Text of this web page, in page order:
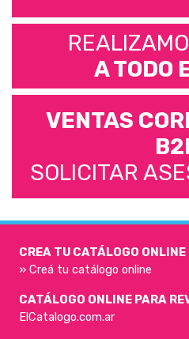
A TODO
VENTAS
SOLICITAR
CREA TU CATÁLOGO ONLINE
» Creá tu catálogo online
CATÁLOGO ONLINE PARA
ElCatalogo.com.ar